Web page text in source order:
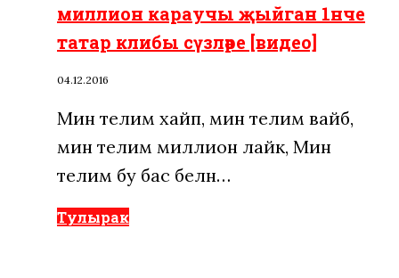
миллион караучы җыйган 1нче
татар клибы сүзләре [видео]
04.12.2016
Мин телим хайп, мин телим вайб,
мин телим миллион лайк, Мин
телим бу бас белән…
Тулырак